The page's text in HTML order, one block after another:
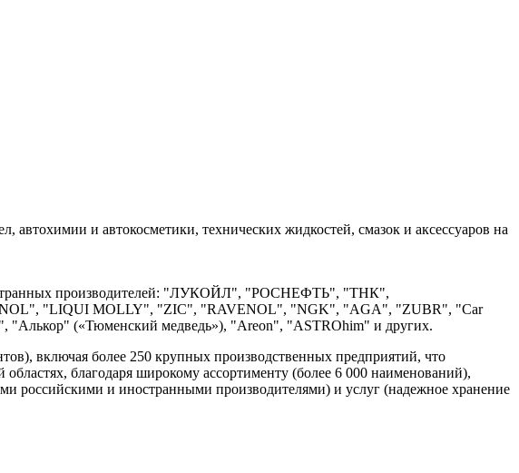
и автокосметики, технических жидкостей, смазок и аксессуаров на
производителей: "ЛУКОЙЛ", "РОСНЕФТЬ", "ТНК",
"LIQUI MOLLY", "ZIС", "RAVENOL", "NGK", "AGA", "ZUBR", "Car
(«Тюменский медведь»), "Areon", "ASTROhim" и других.
включая более 250 крупных производственных предприятий, что
областях, благодаря широкому ассортименту (более 6 000 наименований),
российскими и иностранными производителями) и услуг (надежное хранение